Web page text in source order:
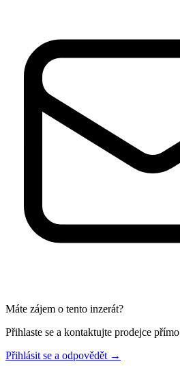
Máte zájem o tento inzerát?
Přihlaste se a kontaktujte prodejce přímo
Přihlásit se a odpovědět →